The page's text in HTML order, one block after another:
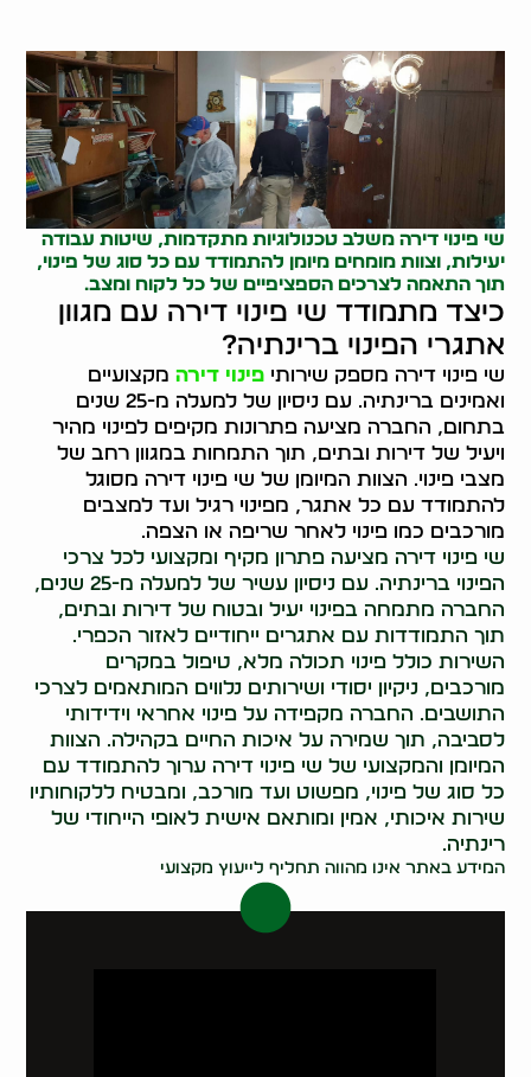
שי פינוי דירה משלב טכנולוגיות מתקדמות, שיטות עבודה
יעילות, וצוות מומחים מיומן להתמודד עם כל סוג של פינוי,
תוך התאמה לצרכים הספציפיים של כל לקוח ומצב.
כיצד מתמודד שי פינוי דירה עם מגוון
אתגרי הפינוי ברינתיה?
שי פינוי דירה מספק שירותיפינוי דירה מקצועיים
ואמינים ברינתיה. עם ניסיון של למעלה מ-25 שנים
בתחום, החברה מציעה פתרונות מקיפים לפינוי מהיר
ויעיל של דירות ובתים, תוך התמחות במגוון רחב של
מצבי פינוי. הצוות המיומן של שי פינוי דירה מסוגל
להתמודד עם כל אתגר, מפינוי רגיל ועד למצבים
מורכבים כמו פינוי לאחר שריפה או הצפה.
שי פינוי דירה מציעה פתרון מקיף ומקצועי לכל צרכי
הפינוי ברינתיה. עם ניסיון עשיר של למעלה מ-25 שנים,
החברה מתמחה בפינוי יעיל ובטוח של דירות ובתים,
תוך התמודדות עם אתגרים ייחודיים לאזור הכפרי.
השירות כולל פינוי תכולה מלא, טיפול במקרים
מורכבים, ניקיון יסודי ושירותים נלווים המותאמים לצרכי
התושבים. החברה מקפידה על פינוי אחראי וידידותי
לסביבה, תוך שמירה על איכות החיים בקהילה. הצוות
המיומן והמקצועי של שי פינוי דירה ערוך להתמודד עם
כל סוג של פינוי, מפשוט ועד מורכב, ומבטיח ללקוחותיו
שירות איכותי, אמין ומותאם אישית לאופי הייחודי של
רינתיה.
המידע באתר אינו מהווה תחליף לייעוץ מקצועי